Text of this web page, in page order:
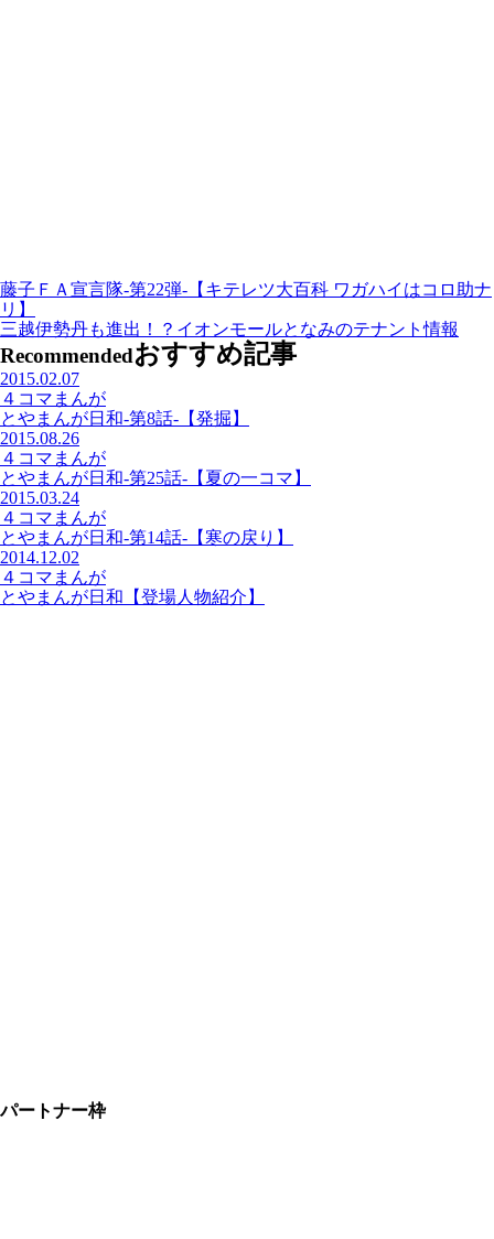
藤子ＦＡ宣言隊-第22弾-【キテレツ大百科 ワガハイはコロ助ナ
リ】
三越伊勢丹も進出！？イオンモールとなみのテナント情報
Recommendedおすすめ記事
2015.02.07
４コマまんが
とやまんが日和-第8話-【発掘】
2015.08.26
４コマまんが
とやまんが日和-第25話-【夏の一コマ】
2015.03.24
４コマまんが
とやまんが日和-第14話-【寒の戻り】
2014.12.02
４コマまんが
とやまんが日和【登場人物紹介】
パートナー枠